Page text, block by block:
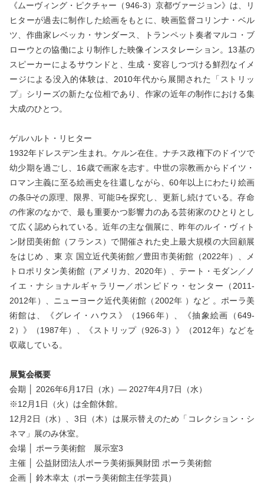
《ムーヴィング・ピクチャー（946-3）京都ヴァージョン》は、リ
ヒターが過去に制作した絵画をもとに、映画監督コリンナ・ベル
ツ、作曲家レベッカ・サンダース、トランペット奏者マルコ・ブ
ローウとの協働により制作した映像インスタレーション。13基の
スピーカーによるサウンドと、生成・変容しつづける鮮烈なイメ
ージによる没入的体験は、2010年代から展開された「ストリッ
プ」シリーズの新たな位相であり、作家の近年の制作における集
大成のひとつ。
ゲルハルト・リヒター
1932年ドレスデン生まれ。ケルン在住。ナチス政権下のドイツで
幼少期を過ごし、16歳で画家を志す。中世の宗教画からドイツ・
ロマン主義に至る絵画史を往還しながら、60年以上にわたり絵画
の条件̶̶その原理、限界、可能性̶̶を探究し、更新し続けている。存命
の作家のなかで、最も重要かつ影響力のある芸術家のひとりとし
て広く認められている。近年の主な個展に、昨年のルイ・ヴィト
ン財団美術館（フランス）で開催された史上最大規模の大回顧展
をはじめ 、東 京 国立近代美術館／豊田市美術館（2022年）、メ
トロポリタン美術館（アメリカ、2020年）、テート・モダン／ノ
イエ・ナショナルギャラリー／ポンピドゥ・センター（2011-
2012年）、ニューヨーク近代美術館（2002年 ）など 。ポーラ美
術館は、《グレイ・ハウス》（1966年）、《抽象絵画（649-
2）》（1987年）、《ストリップ（926-3）》（2012年）などを
収蔵している。
展覧会概要
会期 │ 2026年6月17日（水）― 2027年4月7日（水）
※12月1日（火）は全館休館。
12月2日（水）、3日（木）は展示替えのため「コレクション・シ
ネマ」展のみ休室。
会場 │ ポーラ美術館 展示室3
主催 │ 公益財団法人ポーラ美術振興財団 ポーラ美術館
企画 │ 鈴木幸太（ポーラ美術館主任学芸員）